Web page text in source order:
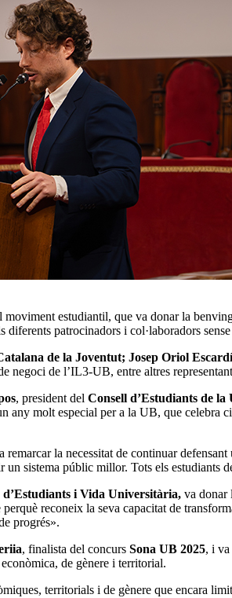
moviment estudiantil, que va donar la
patrocinadors i col·laboradors
de la Joventut; Josep Oriol
negoci de l’IL3-UB, entre altres
, president del Consell d’Estudiants de
any molt especial per a la UB, que
remarcar la necessitat de continuar defensant
sistema públic millor. Tots els estudiants
d’Estudiants i Vida Universitària, va donar
reconeix la seva capacitat de
progrés».
, finalista del concurs Sona UB 2025, i va
de gènere i territorial.
territorials i de gènere que encara